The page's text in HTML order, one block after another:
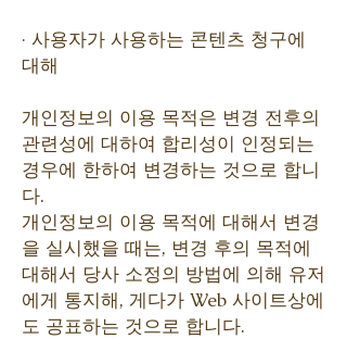
· 사용자가 사용하는 콘텐츠 청구에
대해
개인정보의 이용 목적은 변경 전후의
관련성에 대하여 합리성이 인정되는
경우에 한하여 변경하는 것으로 합니
다.
개인정보의 이용 목적에 대해서 변경
을 실시했을 때는, 변경 후의 목적에
대해서 당사 소정의 방법에 의해 유저
에게 통지해, 게다가 Web 사이트상에
도 공표하는 것으로 합니다.